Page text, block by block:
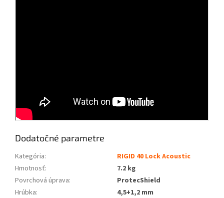
Dodatočné parametre
Kategória:
RIGID 40 Lock Acoustic
Hmotnosť:
7.2 kg
Povrchová úprava:
ProtecShield
Hrúbka:
4,5+1,2 mm